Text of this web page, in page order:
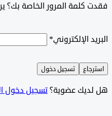
فقدت كلمة المرور الخاصة بك؟
البريد الإلكتروني*
استرجاع تسجيل دخول
هل لديك عضوية؟تسجيل دخول